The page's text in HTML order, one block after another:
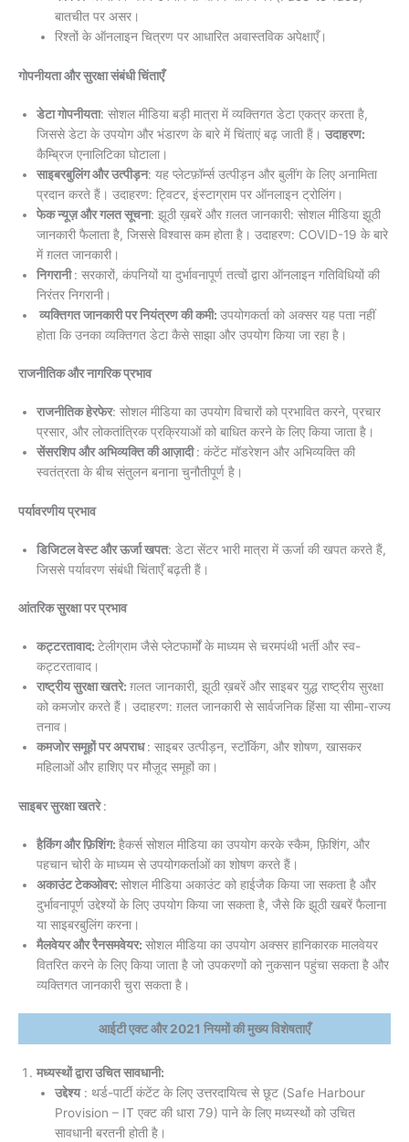
बातचीत पर असर।
रिश्तों के ऑनलाइन चित्रण पर आधारित अवास्तविक अपेक्षाएँ।
गोपनीयता और सुरक्षा संबंधी चिंताएँ
डेटा गोपनीयता: सोशल मीडिया बड़ी मात्रा में व्यक्तिगत डेटा एकत्र करता है,
जिससे डेटा के उपयोग और भंडारण के बारे में चिंताएं बढ़ जाती हैं। उदाहरण:
कैम्ब्रिज एनालिटिका घोटाला।
साइबरबुलिंग और उत्पीड़न: यह प्लेटफ़ॉर्म्स उत्पीड़न और बुलींग के लिए अनामिता
प्रदान करते हैं। उदाहरण: ट्विटर, इंस्टाग्राम पर ऑनलाइन ट्रोलिंग।
फेक न्यूज़ और गलत सूचना: झूठी ख़बरें और ग़लत जानकारी: सोशल मीडिया झूठी
जानकारी फैलाता है, जिससे विश्वास कम होता है। उदाहरण: COVID-19 के बारे
में ग़लत जानकारी।
निगरानी: सरकारों, कंपनियों या दुर्भावनापूर्ण तत्वों द्वारा ऑनलाइन गतिविधियों की
निरंतर निगरानी।
व्यक्तिगत जानकारी पर नियंत्रण की कमी: उपयोगकर्ता को अक्सर यह पता नहीं
होता कि उनका व्यक्तिगत डेटा कैसे साझा और उपयोग किया जा रहा है।
राजनीतिक और नागरिक प्रभाव
राजनीतिक हेरफेर: सोशल मीडिया का उपयोग विचारों को प्रभावित करने, प्रचार
प्रसार, और लोकतांत्रिक प्रक्रियाओं को बाधित करने के लिए किया जाता है।
सेंसरशिप और अभिव्यक्ति की आज़ादी: कंटेंट मॉडरेशन और अभिव्यक्ति की
स्वतंत्रता के बीच संतुलन बनाना चुनौतीपूर्ण है।
पर्यावरणीय प्रभाव
डिजिटल वेस्ट और ऊर्जा खपत: डेटा सेंटर भारी मात्रा में ऊर्जा की खपत करते हैं,
जिससे पर्यावरण संबंधी चिंताएँ बढ़ती हैं।
आंतरिक सुरक्षा पर प्रभाव
कट्टरतावाद: टेलीग्राम जैसे प्लेटफार्मों के माध्यम से चरमपंथी भर्ती और स्व-
कट्टरतावाद।
राष्ट्रीय सुरक्षा खतरे: ग़लत जानकारी, झूठी ख़बरें और साइबर युद्ध राष्ट्रीय सुरक्षा
को कमजोर करते हैं। उदाहरण: ग़लत जानकारी से सार्वजनिक हिंसा या सीमा-राज्य
तनाव।
कमजोर समूहों पर अपराध: साइबर उत्पीड़न, स्टॉकिंग, और शोषण, खासकर
महिलाओं और हाशिए पर मौज़ूद समूहों का।
साइबर सुरक्षा खतरे:
हैकिंग और फ़िशिंग: हैकर्स सोशल मीडिया का उपयोग करके स्कैम, फ़िशिंग, और
पहचान चोरी के माध्यम से उपयोगकर्ताओं का शोषण करते हैं।
अकाउंट टेकओवर: सोशल मीडिया अकाउंट को हाईजैक किया जा सकता है और
दुर्भावनापूर्ण उद्देश्यों के लिए उपयोग किया जा सकता है, जैसे कि झूठी खबरें फैलाना
या साइबरबुलिंग करना।
मैलवेयर और रैनसमवेयर: सोशल मीडिया का उपयोग अक्सर हानिकारक मालवेयर
वितरित करने के लिए किया जाता है जो उपकरणों को नुकसान पहुंचा सकता है और
व्यक्तिगत जानकारी चुरा सकता है।
आईटी एक्ट और 2021 नियमों की मुख्य विशेषताएँ
मध्यस्थों द्वारा उचित सावधानी:
उद्देश्य: थर्ड-पार्टी कंटेंट के लिए उत्तरदायित्व से छूट (Safe Harbour
Provision – IT एक्ट की धारा 79) पाने के लिए मध्यस्थों को उचित
सावधानी बरतनी होती है।